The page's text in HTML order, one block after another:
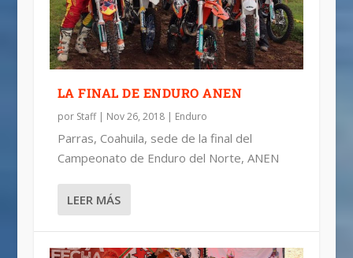
LA FINAL DE ENDURO ANEN
por Staff| Nov 26, 2018| Enduro
Parras, Coahuila, sede de la final del
Campeonato de Enduro del Norte, ANEN
LEER MÁS